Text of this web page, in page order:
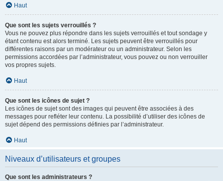
Haut
Que sont les sujets verrouillés ?
Vous ne pouvez plus répondre dans les sujets verrouillés et tout sondage y
étant contenu est alors terminé. Les sujets peuvent être verrouillés pour
différentes raisons par un modérateur ou un administrateur. Selon les
permissions accordées par l’administrateur, vous pouvez ou non verrouiller
vos propres sujets.
Haut
Que sont les icônes de sujet ?
Les icônes de sujet sont des images qui peuvent être associées à des
messages pour refléter leur contenu. La possibilité d’utiliser des icônes de
sujet dépend des permissions définies par l’administrateur.
Haut
Niveaux d’utilisateurs et groupes
Que sont les administrateurs ?